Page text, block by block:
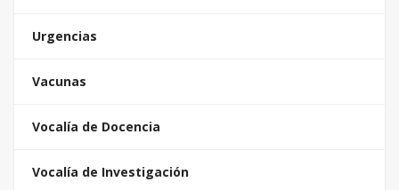
Urgencias
Vacunas
Vocalía de Docencia
Vocalía de Investigación